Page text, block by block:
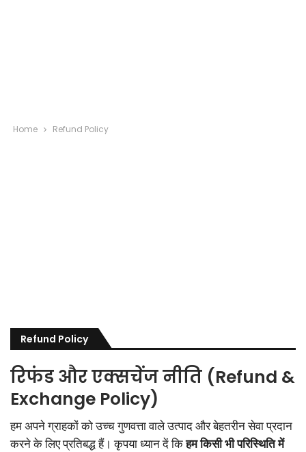
Home Refund Policy
Refund Policy
रिफंड और एक्सचेंज नीति (Refund &
Exchange Policy)
हम अपने ग्राहकों को उच्च गुणवत्ता वाले उत्पाद और बेहतरीन सेवा प्रदान
करने के लिए प्रतिबद्ध हैं। कृपया ध्यान दें किहम किसी भी परिस्थिति में